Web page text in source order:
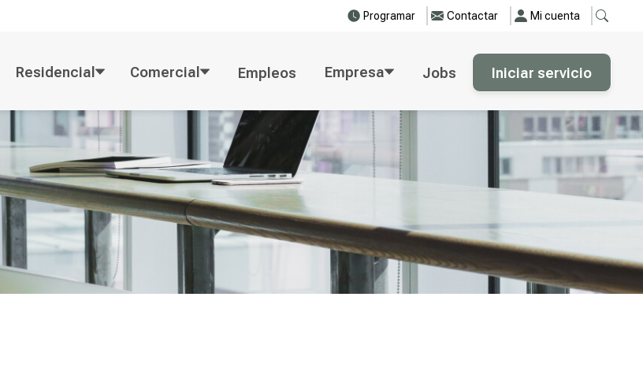
Programar Contactar Mi cuenta
Residencial Comercial Empleos Empresa Jobs Iniciar servicio